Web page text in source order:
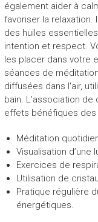
également aider à
favoriser la
des huiles
intention et respect.
les placer dans votre
séances de
diffusées dans l'air,
bain. L'association de
effets bénéfiques des
Méditation
Visualisation
Exercices de
Utilisation de
Pratique régulière
énergétiques.